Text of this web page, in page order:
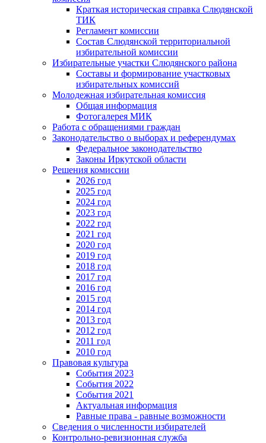
Краткая историческая справка Слюдянской
ТИК
Регламент комиссии
Состав Слюдянской территориальной
избирательной комиссии
Избирательные участки Слюдянского района
Составы и формирование участковых
избирательных комиссий
Молодежная избирательная комиссия
Общая информация
Фотогалерея МИК
Работа с обращениями граждан
Законодательство о выборах и референдумах
Федеральное законодательство
Законы Иркутской области
Решения комиссии
2026 год
2025 год
2024 год
2023 год
2022 год
2021 год
2020 год
2019 год
2018 год
2017 год
2016 год
2015 год
2014 год
2013 год
2012 год
2011 год
2010 год
Правовая культура
События 2023
События 2022
События 2021
Актуальная информация
Равные права - равные возможности
Сведения о численности избирателей
Контрольно-ревизионная служба